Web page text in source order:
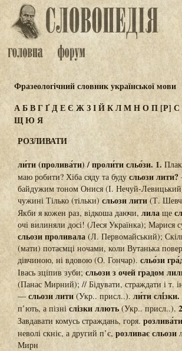
Фразеологічний словник української мови
АБВГҐДЕЄ ЖЗІЙКЛМНОП[Р] С
ЩЮ Я
РОЗЛИВАТИ
ли́ти (пролива́ти) / проли́ти сльо́зи. 1.
маю робити? Хіба сяду та будусльози лити?
байдужим тоном Онися (І. Нечуй-
чужині Тілько (тільки)сльози лити (Т.
Якби я кожен раз, відкоша даючи, лилаще
очі вилиняли досі! (Леся Українка); Марися
сльози проливала (Л. Первомайський);
(мати) потаємці ночами, коли Вутанька
дівчиною, ні вдовою (О. Гончар). сльо́зи
Івась зціпив зуби; сльози з очей градом
(Панас Мирний); // Бідувати, страждати і т.
—сльози лити(Укр.. присл..). ли́ти слі́зки.
п’ють, а пізні слізки ллють (Укр.. присл..).
Завдавати комусь страждань, горя.
неволі скніє, а другий п’є, розливає сльози
Мирн